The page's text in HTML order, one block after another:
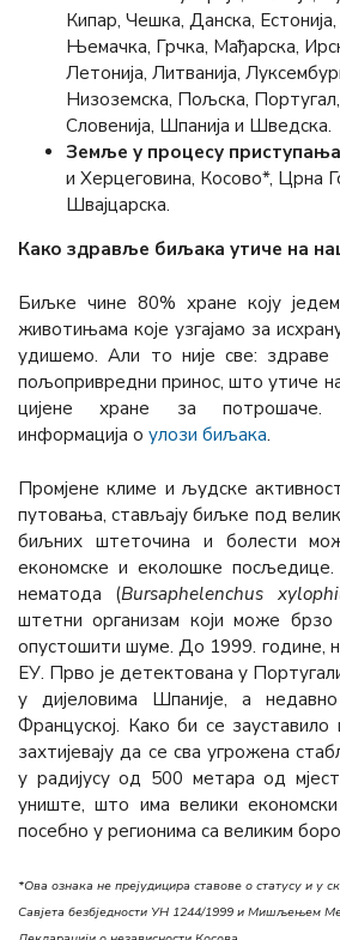
Кипар, Чешка, Данска,
Њемачка, Грчка, Мађарска,
Летонија, Литванија,
Низоземска, Пољска, Португал,
Словенија, Шпанија и Шведска.
Земље у процесу
и Херцеговина, Косово*, Црна
Швajцарска.
Како здравље биљака утиче на
Биљке чине 80% хране коју
животињама које узгајамо за
удишемо. Али то није све:
пољопривредни принос, што утиче
цијене хране за потрошаче.
информација о улози биљака.
Промјене климе и људске
путовања, стављају биљке под
биљних штеточина и болести
економске и еколошке
нематода (Bursaphelenchus
штетни организам који може
опустошити шуме. До 1999. године,
ЕУ. Прво је детектована у
у дијеловима Шпаније, а
Француској. Како би се
захтијевају да се сва угрожена
у радијусу од 500 метара од
униште, што има велики
посебно у регионима са великим
*Ова ознака не прејудицира ставове о статусу и у
Савјета безбједности УН 1244/1999 и Мишљењем